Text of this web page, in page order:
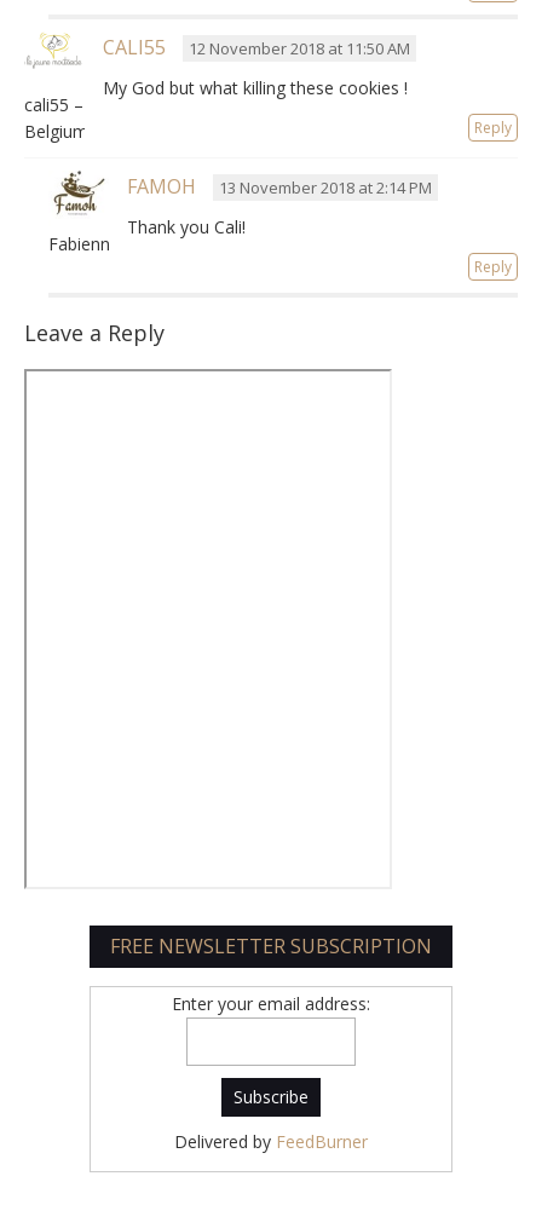
cali55 –
Belgium
CALI55 12 November 2018 at 11:50 AM
My God but what killing these cookies !
Reply
Fabienne
FAMOH 13 November 2018 at 2:14 PM
Thank you Cali!
Reply
Leave a Reply
FREE NEWSLETTER SUBSCRIPTION
Enter your email address:
Delivered by FeedBurner